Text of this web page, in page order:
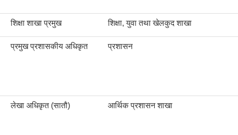
शिक्षा शाखा प्रमुख शिक्षा, युवा तथा खेलकुद शाखा
प्रमुख प्रशासकीय अधिकृत प्रशासन
लेखा अधिकृत (सातौ) आर्थिक प्रशासन शाखा